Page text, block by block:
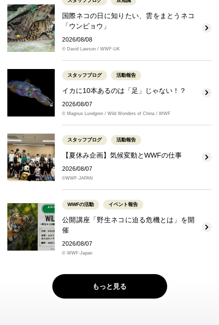
国際ネコの日に知りたい、雲をまとうネコ
「ウンピョウ」
2026/08/08
© David Lawson / WWF-UK
スタッフブログ 活動報告
イカに10本あるのは「足」じゃない！？
2026/08/07
© Magnus Lundgren / Wild Wonders of China / WWF
スタッフブログ 活動報告
【夏休み企画】気候変動とWWFの仕事
2026/08/07
©WWF-JAPAN
WWFの活動 イベント報告
公開講座「野生ネコに迫る危機とは」を開
催
2026/08/07
© WWF-Japan
もっと見る